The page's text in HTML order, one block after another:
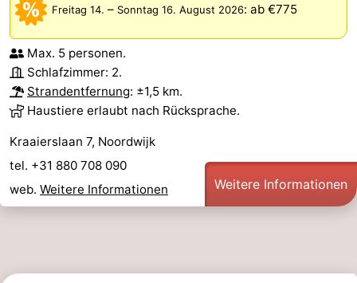
Freitag 14. – Sonntag 16. August 2026: ab €775
Max. 5 personen.
Schlafzimmer: 2.
Strandentfernung: ±1,5 km.
Haustiere erlaubt nach Rücksprache.
Kraaierslaan 7, Noordwijk
tel. +31 880 708 090
web. Weitere Informationen Weitere Informationen